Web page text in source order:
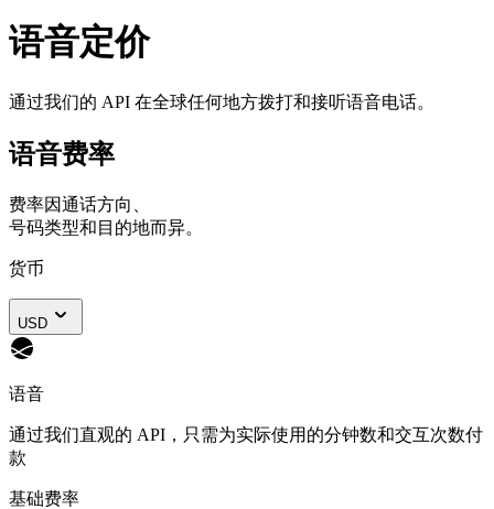
语音定价
通过我们的 API 在全球任何地方拨打和接听语音电话。
语音费率
费率因通话方向、
号码类型和目的地而异。
货币
USD
语音
通过我们直观的 API，只需为实际使用的分钟数和交互次数付
款
基础费率